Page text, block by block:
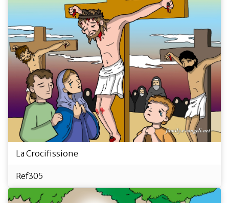
La Crocifissione
Ref305